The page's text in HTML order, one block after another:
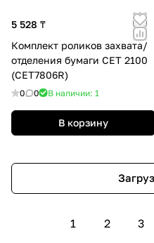
5 528 ₸
Комплект роликов захвата/
отделения бумаги CET 2100
(CET7806R)
0 0 В наличии: 1
В корзину
1 2 3